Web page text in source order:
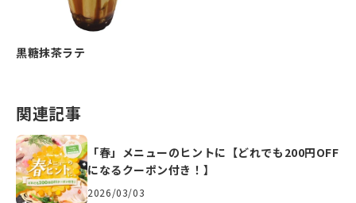
黒糖抹茶ラテ
関連記事
「春」メニューのヒントに【どれでも200円OFF
になるクーポン付き！】
2026/03/03